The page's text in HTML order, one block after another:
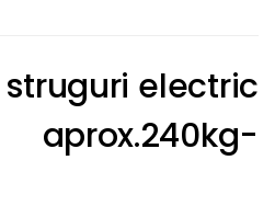
electric